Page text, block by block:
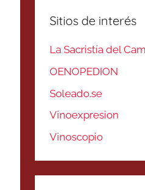
Sitios de interés
La Sacristía del
OENOPEDION
Soleado.se
Vinoexpresion
Vinoscopio